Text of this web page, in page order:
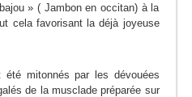
» ( Jambon en occitan) à la
cela favorisant la déjà joyeuse
mitonnés par les dévouées
de la musclade préparée sur